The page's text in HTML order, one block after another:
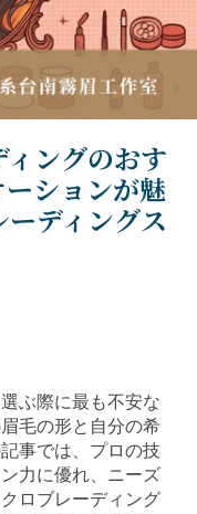
ングのおす
ションが魅
ディングス
ぶ際に最も不安な
毛の形と自分の希
事では、プロの技
力に優れ、ニーズ
ロブレーディング